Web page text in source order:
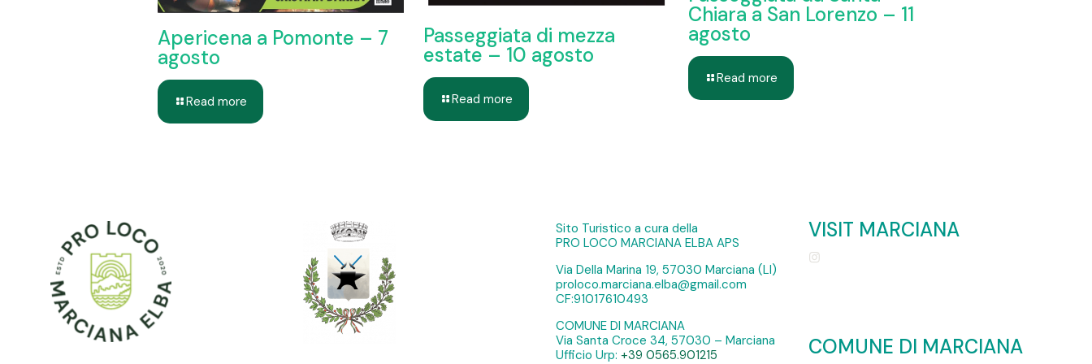
Apericena a Pomonte – 7
agosto
Read more
Passeggiata di mezza
estate – 10 agosto
Read more
Chiara a San Lorenzo – 11
agosto
Read more
Sito Turistico a cura della
PRO LOCO MARCIANA ELBA APS
Via Della Marina 19, 57030 Marciana (LI)
proloco.marciana.elba@gmail.com
CF:91017610493
COMUNE DI MARCIANA
Via Santa Croce 34, 57030 – Marciana
Ufficio Urp: +39 0565.901215
VISIT MARCIANA
COMUNE DI MARCIANA